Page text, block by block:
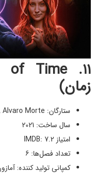
زمان)
ستارگان: Daniel Henney, Barney Harris, Alvaro Morte
سال ساخت: 2021
امتیاز IMDB: 7.2
تعداد فصل‌ها: 6
کمپانی تولید کننده: